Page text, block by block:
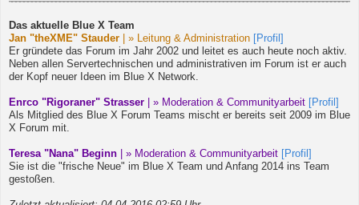
Das aktuelle Blue X Team
Jan "theXME" Stauder | » Leitung & Administration
[Profil]
Er gründete das Forum im Jahr 2002 und leitet es auch heute noch aktiv.
Neben allen Servertechnischen und administrativen im Forum ist er auch
der Kopf neuer Ideen im Blue X Network.
Enrco "Rigoraner" Strasser | » Moderation & Communityarbeit
[Profil]
Als Mitglied des Blue X Forum Teams mischt er bereits seit 2009 im Blue
X Forum mit.
Teresa "Nana" Beginn | » Moderation & Communityarbeit
[Profil]
Sie ist die "frische Neue" im Blue X Team und Anfang 2014 ins Team
gestoßen.